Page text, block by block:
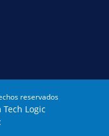
reservados
Logic